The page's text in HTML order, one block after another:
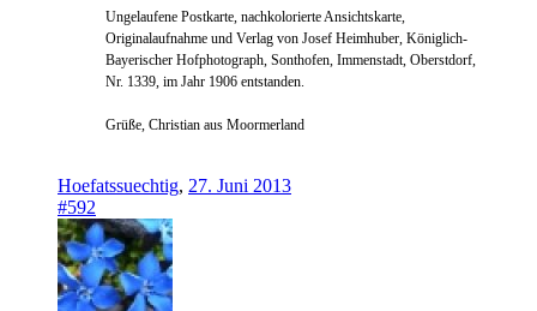
Ungelaufene Postkarte, nachkolorierte Ansichtskarte,
Originalaufnahme und Verlag von Josef Heimhuber, Königlich-
Bayerischer Hofphotograph, Sonthofen, Immenstadt, Oberstdorf,
Nr. 1339, im Jahr 1906 entstanden.
Grüße, Christian aus Moormerland
Hoefatssuechtig, 27. Juni 2013
#592